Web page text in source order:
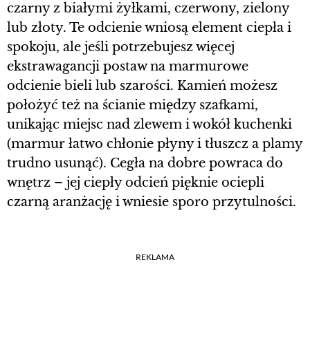
czarny z białymi żyłkami, czerwony, zielony
lub złoty. Te odcienie wniosą element ciepła i
spokoju, ale jeśli potrzebujesz więcej
ekstrawagancji postaw na marmurowe
odcienie bieli lub szarości. Kamień możesz
położyć też na ścianie między szafkami,
unikając miejsc nad zlewem i wokół kuchenki
(marmur łatwo chłonie płyny i tłuszcz a plamy
trudno usunąć). Cegła na dobre powraca do
wnętrz – jej ciepły odcień pięknie ociepli
czarną aranżację i wniesie sporo przytulności.
REKLAMA